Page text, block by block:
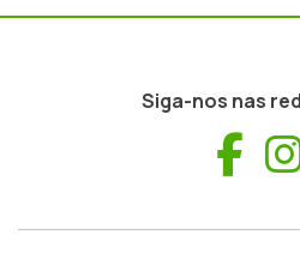
Siga-nos nas